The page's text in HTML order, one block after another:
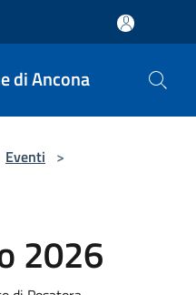
di Ancona
Eventi >
2026